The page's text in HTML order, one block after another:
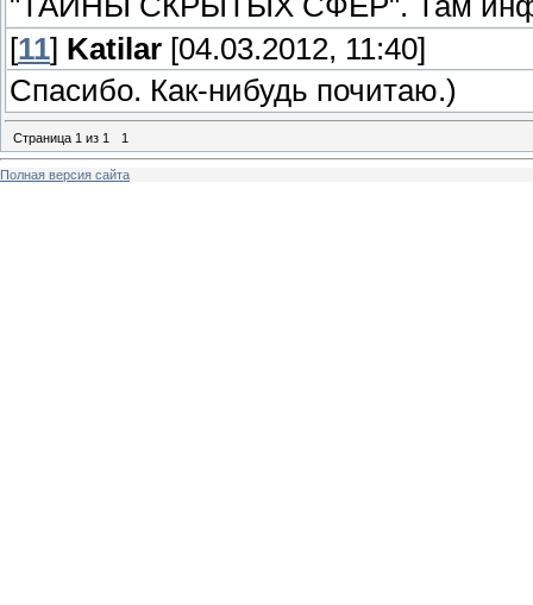
[11] Katilar [04.03.2012, 11:40]
Спасибо. Как-нибудь почитаю.)
Страница 1 из 1 1
Полная версия сайта